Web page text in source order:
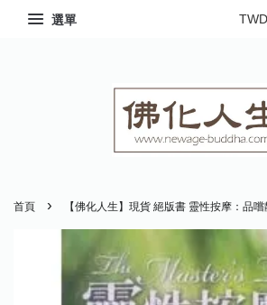
選單
首頁 › 【佛化人生】現貨 絕版書 靈性按摩：品